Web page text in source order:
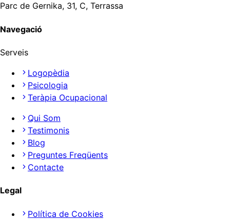
Parc de Gernika, 31, C, Terrassa
Navegació
Serveis
Logopèdia
Psicologia
Teràpia Ocupacional
Qui Som
Testimonis
Blog
Preguntes Freqüents
Contacte
Legal
Política de Cookies